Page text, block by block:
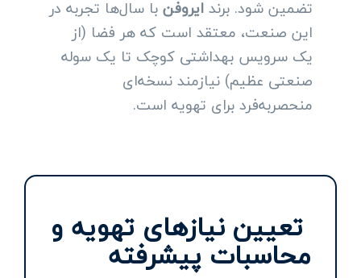
تضمین شود. برندایروفنبا سال‌ها تجربه در
این صنعت، معتقد است که هر فضا (از
یک سرویس بهداشتی کوچک تا یک سوله
صنعتی عظیم) نیازمند نسخه‌ای
منحصربه‌فرد برای تهویه است.
تعیین نیازهای تهویه و
محاسبات پیشرفته